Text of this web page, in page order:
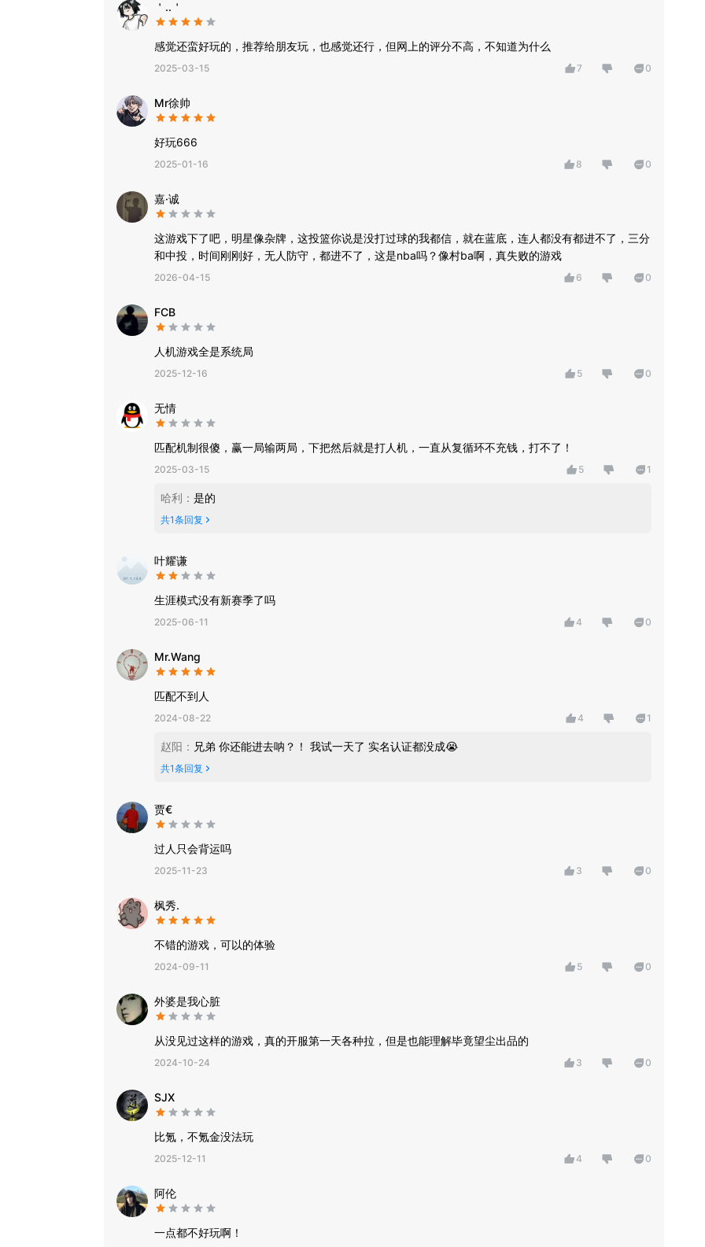
＇..＇
感觉还蛮好玩的，推荐给朋友玩，也感觉还行，但网上的评分不高，不知道为什么
2025-03-15 7 0
Mr徐帅
好玩666
2025-01-16 8 0
嘉·诚
这游戏下了吧，明星像杂牌，这投篮你说是没打过球的我都信，就在蓝底，连人都没有都进不了，三分
和中投，时间刚刚好，无人防守，都进不了，这是nba吗？像村ba啊，真失败的游戏
2026-04-15 6 0
FCB
人机游戏全是系统局
2025-12-16 5 0
无情
匹配机制很傻，赢一局输两局，下把然后就是打人机，一直从复循环不充钱，打不了！
2025-03-15 5 1
哈利 ： 是的
共1条回复
叶耀谦
生涯模式没有新赛季了吗
2025-06-11 4 0
Mr.Wang
2024-08-22 4 1
赵阳 ： 兄弟 你还能进去呐？！ 我试一天了 实名认证都没成😭
共1条回复
贾€
过人只会背运吗
2025-11-23 3 0
枫秀.
不错的游戏，可以的体验
2024-09-11 5 0
外婆是我心脏
从没见过这样的游戏，真的开服第一天各种拉，但是也能理解毕竟望尘出品的
2024-10-24 3 0
SJX
比氪，不氪金没法玩
2025-12-11 4 0
阿伦
一点都不好玩啊！